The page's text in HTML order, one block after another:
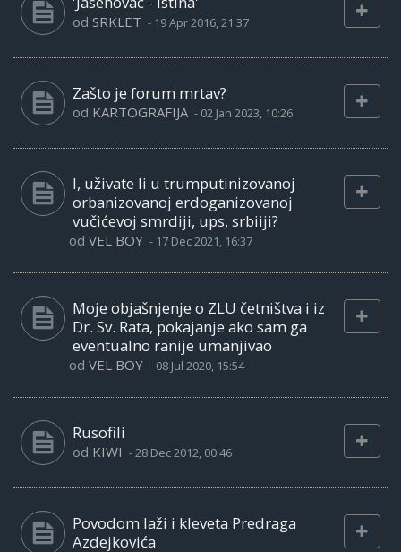
od SRKLET - 19 Apr 2016, 21:37
Zašto je forum mrtav?
od KARTOGRAFIJA - 02 Jan 2023, 10:26
I, uživate li u trumputinizovanoj
orbanizovanoj erdoganizovanoj
vučićevoj smrdiji, ups, srbiiji?
od VEL BOY - 17 Dec 2021, 16:37
Moje objašnjenje o ZLU četništva i iz
Dr. Sv. Rata, pokajanje ako sam ga
eventualno ranije umanjivao
od VEL BOY - 08 Jul 2020, 15:54
Rusofili
od KIWI -28 Dec 2012, 00:46
Povodom laži i kleveta Predraga
Azdejkovića